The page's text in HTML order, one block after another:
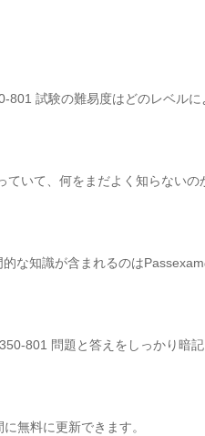
試験の難易度はどのレベル
いて、何をまだよく知らないの
な知識が含まれるのは
801 問題と答えをしっかり暗
無料に更新できます。